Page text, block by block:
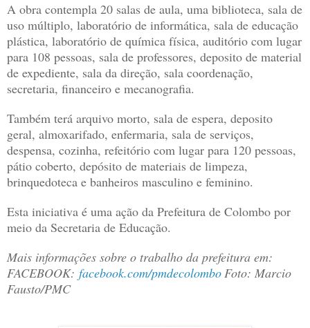
A obra contempla 20 salas de aula, uma biblioteca, sala de
uso múltiplo, laboratório de informática, sala de educação
plástica, laboratório de química física, auditório com lugar
para 108 pessoas, sala de professores, deposito de material
de expediente, sala da direção, sala coordenação,
secretaria, financeiro e mecanografia.
Também terá arquivo morto, sala de espera, deposito
geral, almoxarifado, enfermaria, sala de serviços,
despensa, cozinha, refeitório com lugar para 120 pessoas,
pátio coberto, depósito de materiais de limpeza,
brinquedoteca e banheiros masculino e feminino.
Esta iniciativa é uma ação da Prefeitura de Colombo por
meio da Secretaria de Educação.
Mais informações sobre o trabalho da prefeitura em:
FACEBOOK: facebook.com/pmdecolomboFoto: Marcio
Fausto/PMC